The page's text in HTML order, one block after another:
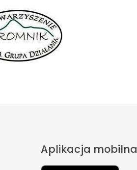
Aplikacja mobilna